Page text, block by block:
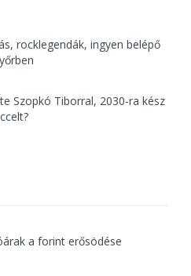
rocklegendák, ingyen belépő
Szopkó Tiborral, 2030-ra kész
a forint erősödése